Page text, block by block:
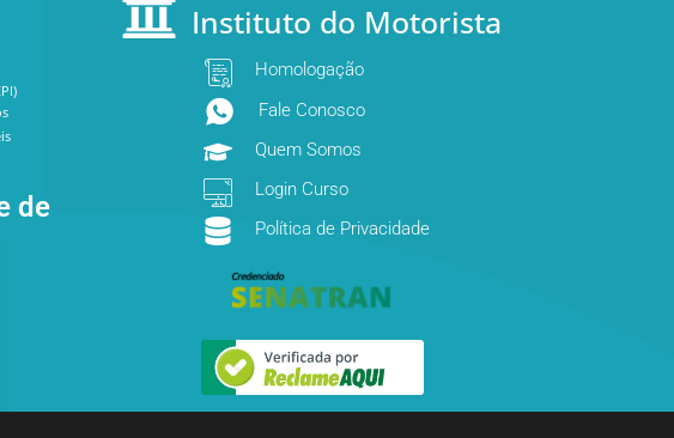
de
Instituto do Motorista
Homologação
Fale Conosco
Quem Somos
Login Curso
Política de Privacidade